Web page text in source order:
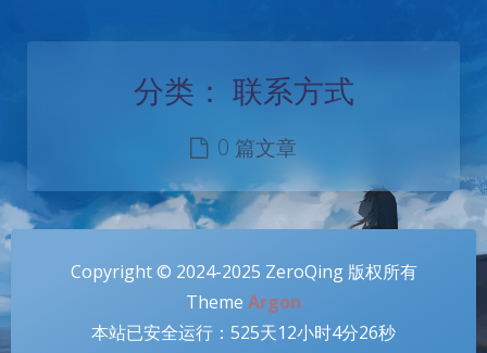
分类： 联系方式
0 篇文章
Copyright © 2024-2025 ZeroQing 版权所有
Theme Argon
本站已安全运行：525天12小时4分26秒